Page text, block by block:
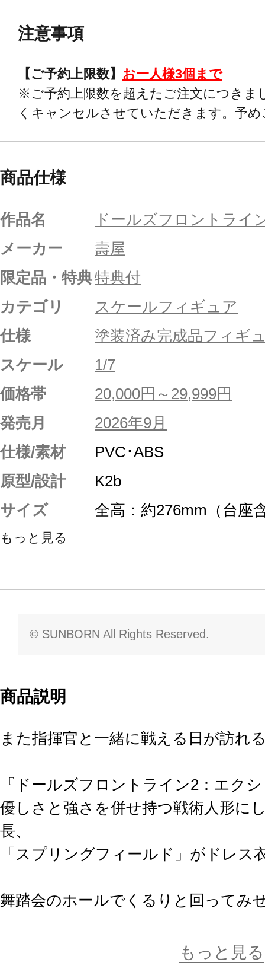
注意事項
【ご予約上限数】 お一人様3個まで
※ご予約上限数を超えたご注文につきま
くキャンセルさせていただきます。予
商品仕様
作品名
ドールズフロントライ
メーカー
壽屋
限定品・特典特典付
カテゴリ
スケールフィギュア
仕様
塗装済み完成品フィギ
スケール
1/7
価格帯
20,000円～29,999円
発売月
2026年9月
仕様/素材
PVC･ABS
原型/設計
K2b
サイズ
全高：約276mm（台座
もっと見る
© SUNBORN All Rights Reserved.
商品説明
また指揮官と一緒に戦える日が訪
『ドールズフロントライン2：エク
優しさと強さを併せ持つ戦術人形に
長、
「スプリングフィールド」がドレス
舞踏会のホールでくるりと回ってみ
お茶目なウインクも魅力的！もっと見る